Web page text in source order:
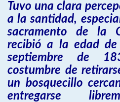
Tuvo una clara
a la santidad,
sacramento de la
recibió a la edad
septiembre de
costumbre de
un bosquecillo
entregarse